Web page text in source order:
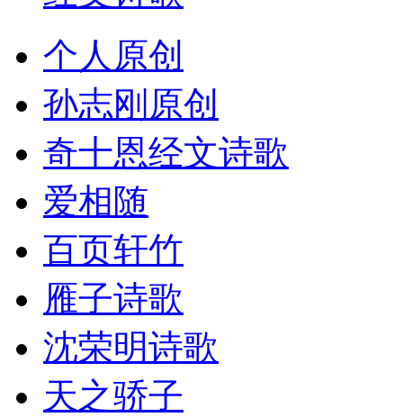
个人原创
孙志刚原创
奇十恩经文诗歌
爱相随
百页轩竹
雁子诗歌
沈荣明诗歌
天之骄子